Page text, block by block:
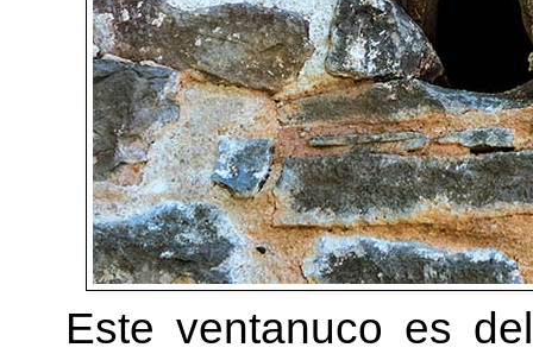
Este ventanuco es